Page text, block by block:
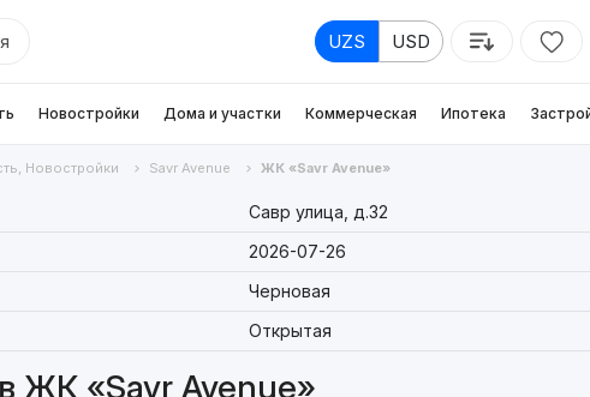
UZS USD
Новостройки Дома и участки Коммерческая Ипотека
Новостройки Savr Avenue ЖК «Savr Avenue»
Савр улица, д.32
2026-07-26
Черновая
Открытая
ЖК «Savr Avenue»